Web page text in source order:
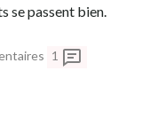
se passent bien.
1